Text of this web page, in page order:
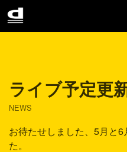
ライブ予定更
NEWS
お待たせしました、5月と
た。